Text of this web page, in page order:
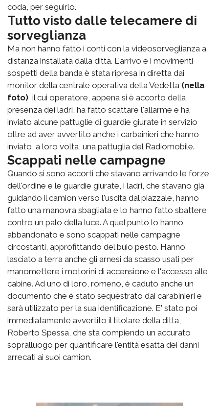
coda, per seguirlo.
Tutto visto dalle telecamere di
sorveglianza
Ma non hanno fatto i conti con la videosorveglianza a
distanza installata dalla ditta. L'arrivo e i movimenti
sospetti della banda è stata ripresa in diretta dai
monitor della centrale operativa della Vedetta (nella
foto) il cui operatore, appena si è accorto della
presenza dei ladri, ha fatto scattare l'allarme e ha
inviato alcune pattuglie di guardie giurate in servizio
oltre ad aver avvertito anche i carbainieri che hanno
inviato, a loro volta, una pattuglia del Radiomobile.
Scappati nelle campagne
Quando si sono accorti che stavano arrivando le forze
dell'ordine e le guardie giurate, i ladri, che stavano già
guidando il camion verso l'uscita dal piazzale, hanno
fatto una manovra sbagliata e lo hanno fatto sbattere
contro un palo della luce. A quel punto lo hanno
abbandonato e sono scappati nelle campagne
circostanti, approfittando del buio pesto. Hanno
lasciato a terra anche gli arnesi da scasso usati per
manomettere i motorini di accensione e l'accesso alle
cabine. Ad uno di loro, romeno, è caduto anche un
documento che è stato sequestrato dai carabinieri e
sarà utilizzato per la sua identificazione. E' stato poi
immediatamente avvertito il titolare della ditta,
Roberto Spessa, che sta compiendo un accurato
sopralluogo per quantificare l'entità esatta dei danni
arrecati ai suoi camion.